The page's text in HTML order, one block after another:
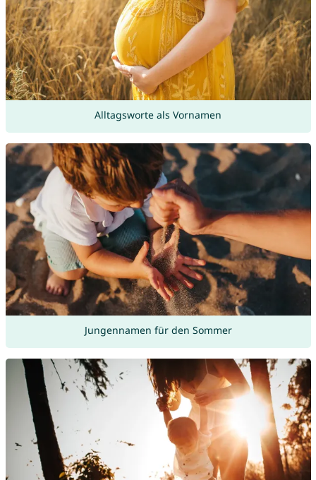
Alltagsworte als Vornamen
Jungennamen für den Sommer